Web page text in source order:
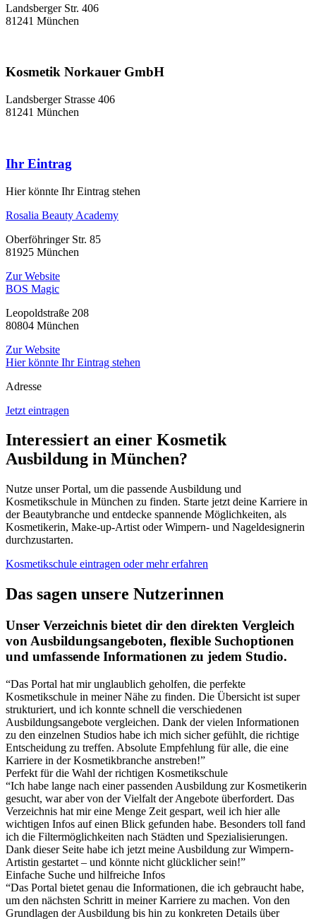
Landsberger Str. 406
81241 München
Kosmetik Norkauer GmbH
Landsberger Strasse 406
81241 München
Ihr Eintrag
Hier könnte Ihr Eintrag stehen
Rosalia Beauty Academy
Oberföhringer Str. 85
81925 München
Zur Website
BOS Magic
Leopoldstraße 208
80804 München
Zur Website
Hier könnte Ihr Eintrag stehen
Adresse
Jetzt eintragen
Interessiert an einer Kosmetik
Ausbildung in München?
Nutze unser Portal, um die passende Ausbildung und
Kosmetikschule in München zu finden. Starte jetzt deine Karriere in
der Beautybranche und entdecke spannende Möglichkeiten, als
Kosmetikerin, Make-up-Artist oder Wimpern- und Nageldesignerin
durchzustarten.
Kosmetikschule eintragen oder mehr erfahren
Das sagen unsere Nutzerinnen
Unser Verzeichnis bietet dir den direkten Vergleich
von Ausbildungsangeboten, flexible Suchoptionen
und umfassende Informationen zu jedem Studio.
“Das Portal hat mir unglaublich geholfen, die perfekte
Kosmetikschule in meiner Nähe zu finden. Die Übersicht ist super
strukturiert, und ich konnte schnell die verschiedenen
Ausbildungsangebote vergleichen. Dank der vielen Informationen
zu den einzelnen Studios habe ich mich sicher gefühlt, die richtige
Entscheidung zu treffen. Absolute Empfehlung für alle, die eine
Karriere in der Kosmetikbranche anstreben!”
Perfekt für die Wahl der richtigen Kosmetikschule
“Ich habe lange nach einer passenden Ausbildung zur Kosmetikerin
gesucht, war aber von der Vielfalt der Angebote überfordert. Das
Verzeichnis hat mir eine Menge Zeit gespart, weil ich hier alle
wichtigen Infos auf einen Blick gefunden habe. Besonders toll fand
ich die Filtermöglichkeiten nach Städten und Spezialisierungen.
Dank dieser Seite habe ich jetzt meine Ausbildung zur Wimpern-
Artistin gestartet – und könnte nicht glücklicher sein!”
Einfache Suche und hilfreiche Infos
“Das Portal bietet genau die Informationen, die ich gebraucht habe,
um den nächsten Schritt in meiner Karriere zu machen. Von den
Grundlagen der Ausbildung bis hin zu konkreten Details über